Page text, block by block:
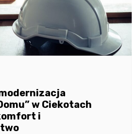
w Ciekotach
i